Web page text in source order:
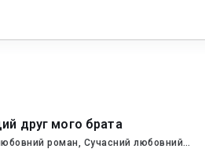
друг мого брата
роман, Сучасний любовний